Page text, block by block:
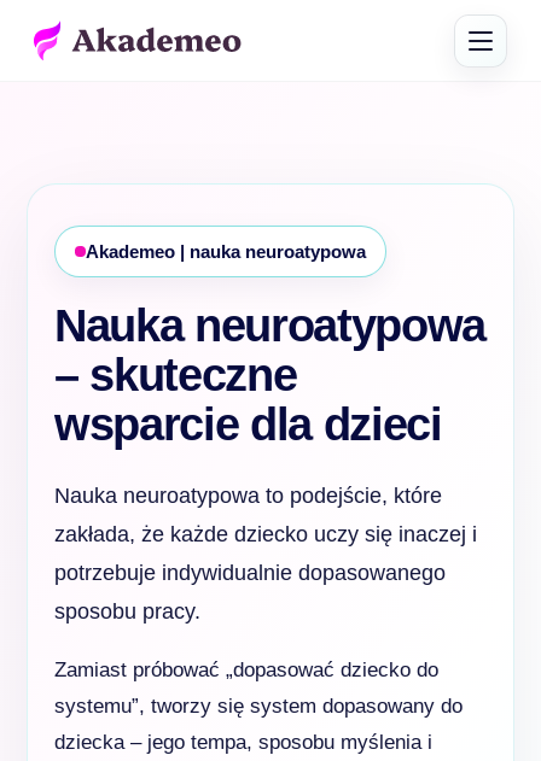
Akademeo | nauka neuroatypowa
Nauka neuroatypowa
– skuteczne
wsparcie dla dzieci
Nauka neuroatypowa to podejście, które
zakłada, że każde dziecko uczy się inaczej i
potrzebuje indywidualnie dopasowanego
sposobu pracy.
Zamiast próbować „dopasować dziecko do
systemu”, tworzy się system dopasowany do
dziecka – jego tempa, sposobu myślenia i